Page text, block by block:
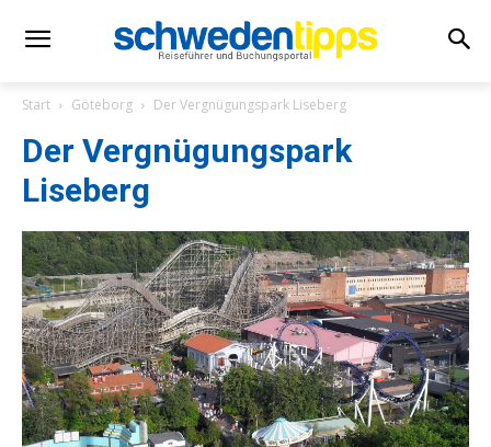
Start Göteborg Der Vergnügungspark Liseberg
Der Vergnügungspark
Liseberg